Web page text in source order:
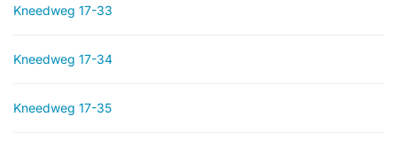
Kneedweg 17-33
Kneedweg 17-34
Kneedweg 17-35